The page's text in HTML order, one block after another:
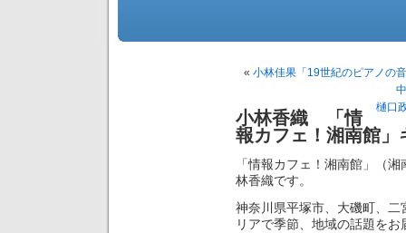
« 小林佳果「19世紀のピアノの
樋口
小林香織 「情
報カフェ！湘南館」
「情報カフェ！湘南館」（
林香織です。
神奈川県平塚市、大磯町、
リアで季節、地域の話題をお